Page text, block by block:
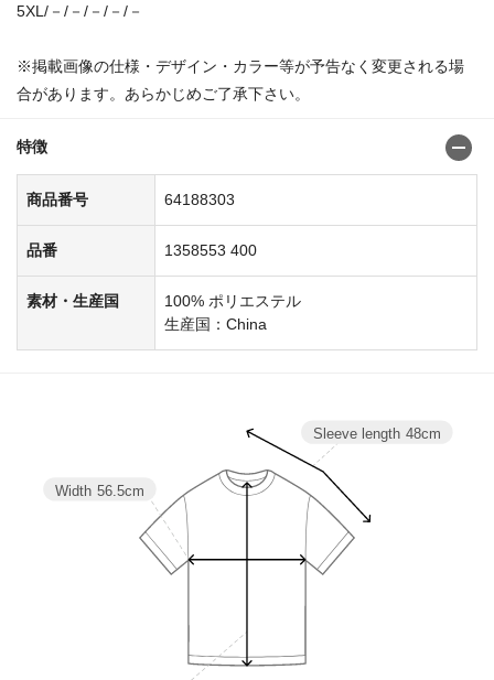
5XL/－/－/－/－/－
※掲載画像の仕様・デザイン・カラー等が予告なく変更される場
合があります。あらかじめご了承下さい。
特徴
商品番号 64188303
品番 1358553 400
素材・生産国
100% ポリエステル
生産国：China
Sleeve length 48cm
Width 56.5cm